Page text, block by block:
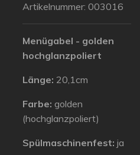
Artikelnummer: 003016
Menügabel - golden
hochglanzpoliert
Länge: 20,1cm
Farbe: golden
(hochglanzpoliert)
Spülmaschinenfest: ja